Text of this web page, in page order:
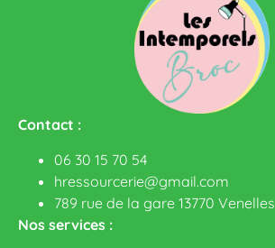
Contact :
06 30 15 70 54
hressourcerie@gmail.com
789 rue de la gare 13770 Venelles
Nos services :